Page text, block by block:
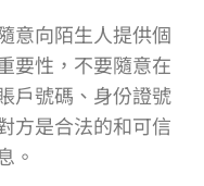
意向陌生人提供個
要性，不要隨意在
戶號碼、身份證號
方是合法的和可信
。